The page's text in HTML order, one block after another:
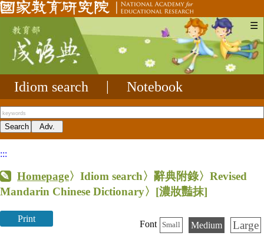
☰
Idiom search Notebook
:::
Homepage〉Idiom search〉辭典附錄〉Revised
Mandarin Chinese Dictionary〉 [濃妝豔抹]
Print
Font Small Medium Large